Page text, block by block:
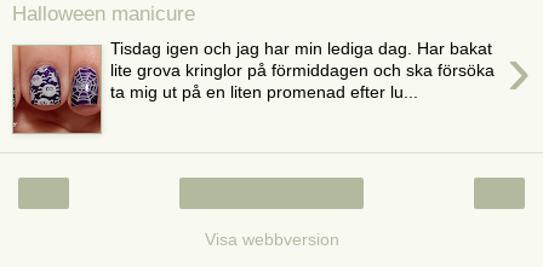
Halloween manicure
›
Tisdag igen och jag har min lediga dag. Har bakat
lite grova kringlor på förmiddagen och ska försöka
ta mig ut på en liten promenad efter lu...
Visa webbversion